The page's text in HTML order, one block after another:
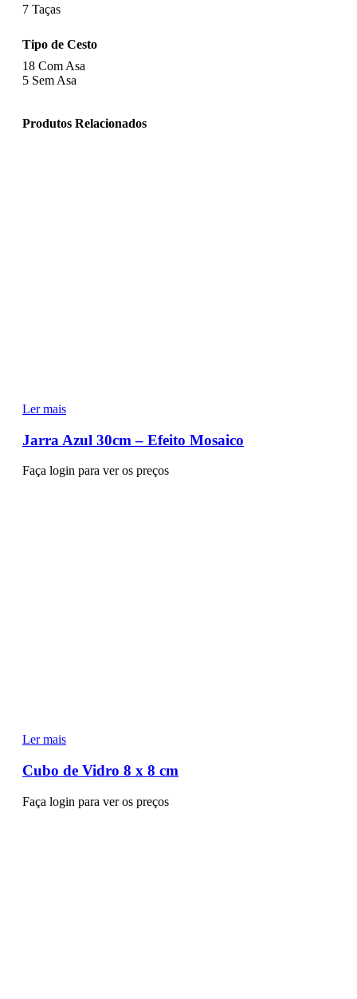
7 Taças
Tipo de Cesto
18 Com Asa
5 Sem Asa
Produtos Relacionados
Ler mais
Jarra Azul 30cm – Efeito Mosaico
Faça login para ver os preços
Ler mais
Cubo de Vidro 8 x 8 cm
Faça login para ver os preços